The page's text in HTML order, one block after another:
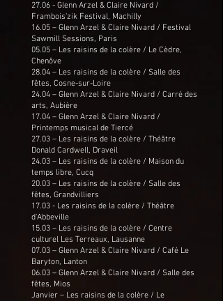
27.06 - Glenn Arzel & Claire Nivard /
Frambois'zik Festival, Machilly
16.05 – Glenn Arzel & Claire Nivard / Festival
Sawmill Sessions, Paris
05.05 – Les raisins de la colère / Le Cèdre,
Chenôve
28.04 – Les raisins de la colère / Salle des
fêtes, Cosne-sur-Loire
24.04 – Glenn Arzel & Claire Nivard / Carré des
arts, Aubière
17.04 – Glenn Arzel & Claire Nivard /
Printemps musical de Tiercé
27.03 – Les raisins de la colère / Théâtre
Donald Cardwell, Draveil
24.03 – Les raisins de la colère / Maison du
temps libre, Cucq
20.03 – Les raisins de la colère / Salle des
fêtes, Grandvilliers
17.03 - Les raisins de la colère / Théâtre
d'Abbeville
15.03 – Les raisins de la colère / Centre
culturel Les Terreaux, Lausanne
07.03 – Glenn Arzel & Claire Nivard / Café Le
Baryton, Lanton
06.03 – Glenn Arzel & Claire Nivard / Salle des
fêtes, Mios
Janvier – Les raisins de la colère / Le